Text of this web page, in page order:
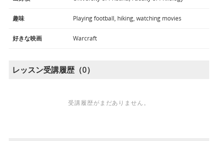
趣味 Playing football, hiking, watching movies
好きな映画 Warcraft
レッスン受講履歴（0）
受講履歴がまだありません。